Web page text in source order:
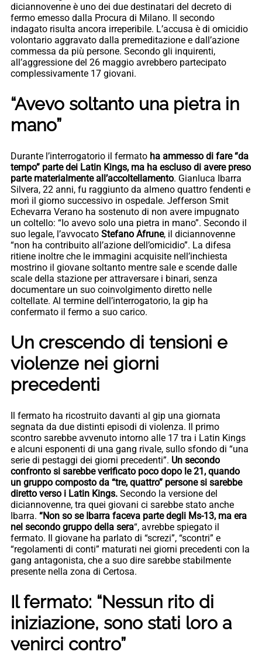
diciannovenne è uno dei due destinatari del decreto di
fermo emesso dalla Procura di Milano. Il secondo
indagato risulta ancora irreperibile. L’accusa è di omicidio
volontario aggravato dalla premeditazione e dall’azione
commessa da più persone. Secondo gli inquirenti,
all’aggressione del 26 maggio avrebbero partecipato
complessivamente 17 giovani.
“Avevo soltanto una pietra in
mano”
Durante l’interrogatorio il fermato ha ammesso di fare “da
tempo” parte dei Latin Kings, ma ha escluso di avere preso
parte materialmente all’accoltellamento. Gianluca Ibarra
Silvera, 22 anni, fu raggiunto da almeno quattro fendenti e
morì il giorno successivo in ospedale. Jefferson Smit
Echevarra Verano ha sostenuto di non avere impugnato
un coltello: “Io avevo solo una pietra in mano”. Secondo il
suo legale, l’avvocato Stefano Afrune, il diciannovenne
“non ha contribuito all’azione dell’omicidio”. La difesa
ritiene inoltre che le immagini acquisite nell’inchiesta
mostrino il giovane soltanto mentre sale e scende dalle
scale della stazione per attraversare i binari, senza
documentare un suo coinvolgimento diretto nelle
coltellate. Al termine dell’interrogatorio, la gip ha
confermato il fermo a suo carico.
Un crescendo di tensioni e
violenze nei giorni
precedenti
Il fermato ha ricostruito davanti al gip una giornata
segnata da due distinti episodi di violenza. Il primo
scontro sarebbe avvenuto intorno alle 17 tra i Latin Kings
e alcuni esponenti di una gang rivale, sullo sfondo di “una
serie di pestaggi dei giorni precedenti”. Un secondo
confronto si sarebbe verificato poco dopo le 21, quando
un gruppo composto da “tre, quattro” persone si sarebbe
diretto verso i Latin Kings. Secondo la versione del
diciannovenne, tra quei giovani ci sarebbe stato anche
Ibarra. “Non so se Ibarra faceva parte degli Ms-13, ma era
nel secondo gruppo della sera“, avrebbe spiegato il
fermato. Il giovane ha parlato di “screzi”, “scontri” e
“regolamenti di conti” maturati nei giorni precedenti con la
gang antagonista, che a suo dire sarebbe stabilmente
presente nella zona di Certosa.
Il fermato: “Nessun rito di
iniziazione, sono stati loro a
venirci contro”